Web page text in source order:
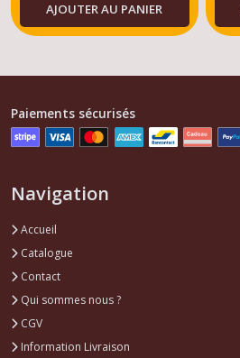
AJOUTER AU PANIER
Paiements sécurisés
Navigation
Accueil
Catalogue
Contact
Qui sommes nous ?
CGV
Information Livraison